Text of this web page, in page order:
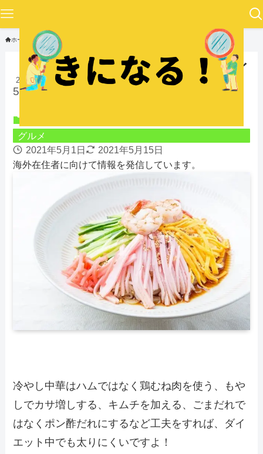
ホーム グルメ
冷やし中華は太るって本当？ダイ
エット中でも太らない食べ方と
2021
5/01
グルメ
2021年5月1日
2021年5月15日
海外在住者に向けて情報を発信しています。
冷やし中華はハムではなく鶏むね肉を使う、もや
しでカサ増しする、キムチを加える、ごまだれで
はなくポン酢だれにするなど工夫をすれば、ダイ
エット中でも太りにくいですよ！